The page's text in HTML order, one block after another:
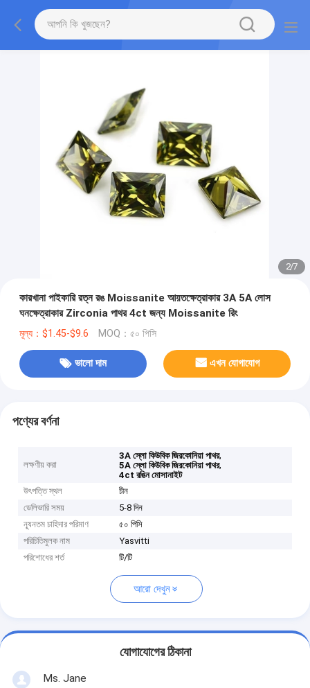
2/7
কারখানা পাইকারি রত্ন রঙ Moissanite আয়তক্ষেত্রাকার 3A 5A লোস
ঘনক্ষেত্রাকার Zirconia পাথর 4ct জন্য Moissanite রিং
মূল্য：$1.45-$9.6 MOQ：৫০ পিসি
ভালো দাম এখন যোগাযোগ
পণ্যের বর্ণনা
লক্ষণীয় করা
3A স্লো কিউবিক জিরকোনিয়া পাথর,
5A স্লো কিউবিক জিরকোনিয়া পাথর,
4ct রঙিন মোসানাইট
উৎপত্তি স্থল
চীন
ডেলিভারি সময়
5-8 দিন
ন্যূনতম চাহিদার পরিমাণ
৫০ পিসি
পরিচিতিমুলক নাম
Yasvitti
পরিশোধের শর্ত
টি/টি
আরো দেখুন
যোগাযোগের ঠিকানা
Ms. Jane